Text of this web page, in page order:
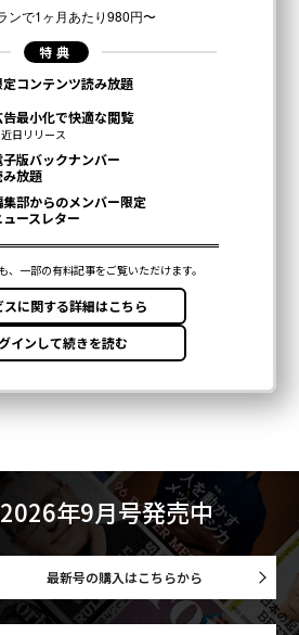
2026年9月号発売中
最新号の購入はこちらから